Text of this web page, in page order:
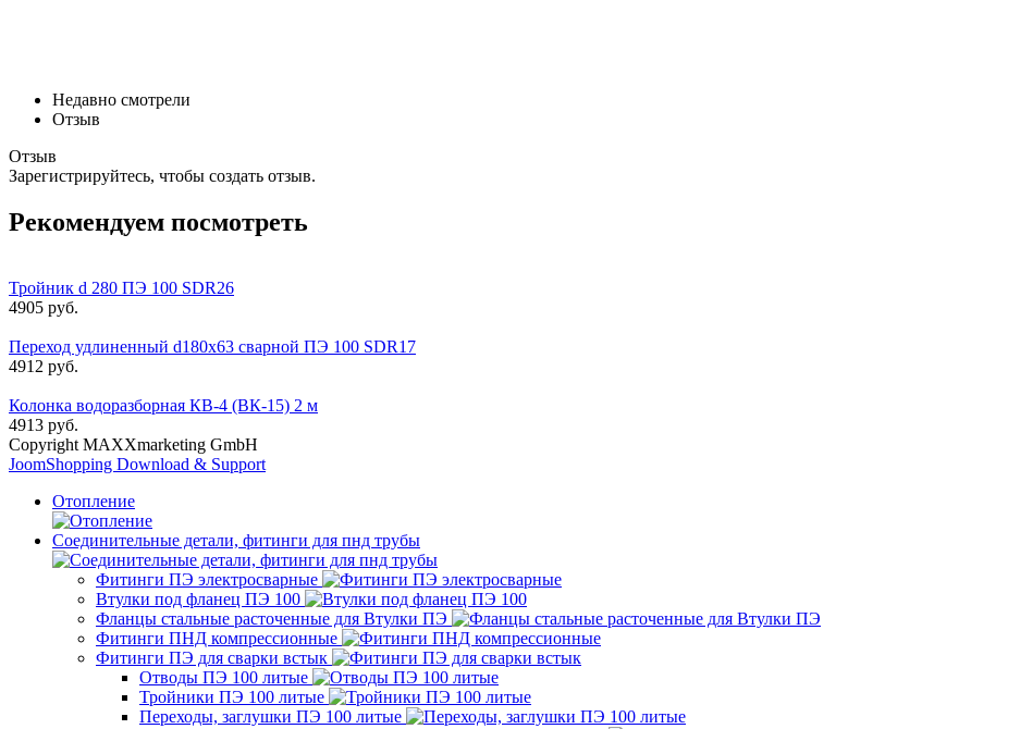
Недавно смотрели
Отзыв
Отзыв
Зарегистрируйтесь, чтобы создать отзыв.
Рекомендуем посмотреть
Тройник d 280 ПЭ 100 SDR26
4905 руб.
Переход удлиненный d180х63 сварной ПЭ 100 SDR17
4912 руб.
Колонка водоразборная КВ-4 (ВК-15) 2 м
4913 руб.
Copyright MAXXmarketing GmbH
JoomShopping Download & Support
Отопление
Соединительные детали, фитинги для пнд трубы
Фитинги ПЭ электросварные
Втулки под фланец ПЭ 100
Фланцы стальные расточенные для Втулки ПЭ
Фитинги ПНД компрессионные
Фитинги ПЭ для сварки встык
Отводы ПЭ 100 литые
Тройники ПЭ 100 литые
Переходы, заглушки ПЭ 100 литые